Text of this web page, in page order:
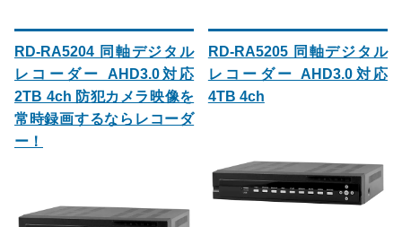
RD-RA5204 同軸デジタル
レコーダー AHD3.0対応
2TB 4ch 防犯カメラ映像を
常時録画するならレコーダ
ー！
RD-RA5205 同軸デジタル
レコーダー AHD3.0対応
4TB 4ch